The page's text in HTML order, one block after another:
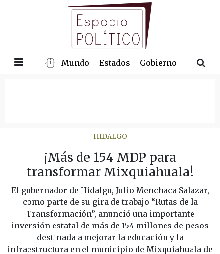
Mundo Estados Gobierno
HIDALGO
¡Más de 154 MDP para
transformar Mixquiahuala!
El gobernador de Hidalgo, Julio Menchaca Salazar,
como parte de su gira de trabajo “Rutas de la
Transformación”, anunció una importante
inversión estatal de más de 154 millones de pesos
destinada a mejorar la educación y la
infraestructura en el municipio de Mixquiahuala de